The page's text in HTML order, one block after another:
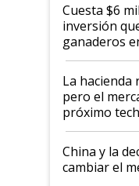
Cuesta $6
inversión
ganaderos
histórico
La hacienda
pero el
próximo
China y la
cambiar el